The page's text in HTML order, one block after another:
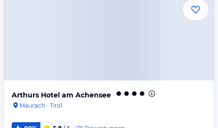
Arthurs Hotel am Achensee
Maurach · Tirol